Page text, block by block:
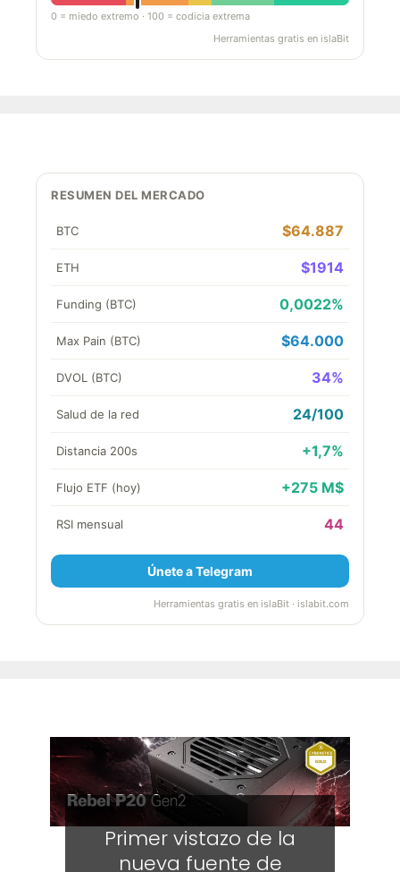
0 = miedo extremo · 100 = codicia extrema
Herramientas gratis en islaBit
RESUMEN DEL MERCADO
BTC $64.887
ETH $1914
Funding (BTC) 0,0022%
Max Pain (BTC) $64.000
DVOL (BTC) 34%
Salud de la red 24/100
Distancia 200s +1,7%
Flujo ETF (hoy) +275 M$
RSI mensual 44
Únete a Telegram
Herramientas gratis en islaBit · islabit.com
Primer vistazo de la
nueva fuente de